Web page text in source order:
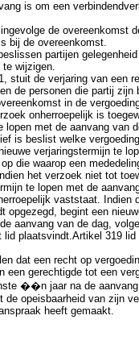
is om een
de overeenkomst
bij de overeenkomst.
partijen
wijzigen.
stuit de verjaring van een
de personen die partij zijn
in de
onherroepelijk is
lopen met de aanvang van
is beslist welke
verjaringstermijn te
die waarop een
het verzoek niet tot
te lopen met de
vaststaat. Indien
opgezegd, begint een
aanvang van de dag,
lid plaatsvindt.Artikel 319
dat een recht op
een gerechtigde tot een
��n jaar na de
de opeisbaarheid van zijn
heeft gemaakt.